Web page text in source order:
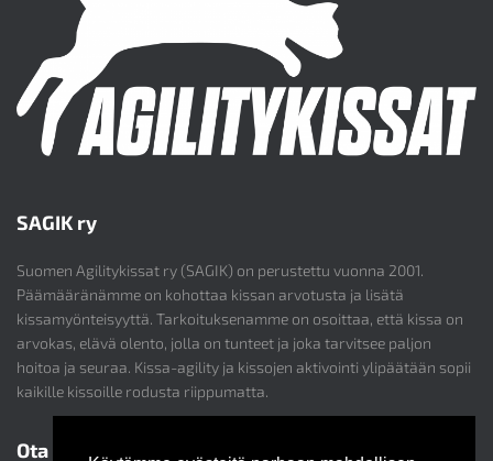
SAGIK ry
Suomen Agilitykissat ry (SAGIK) on perustettu vuonna 2001.
Päämääränämme on kohottaa kissan arvotusta ja lisätä
kissamyönteisyyttä. Tarkoituksenamme on osoittaa, että kissa on
arvokas, elävä olento, jolla on tunteet ja joka tarvitsee paljon
hoitoa ja seuraa. Kissa-agility ja kissojen aktivointi ylipäätään sopii
kaikille kissoille rodusta riippumatta.
Ota yhteyttä